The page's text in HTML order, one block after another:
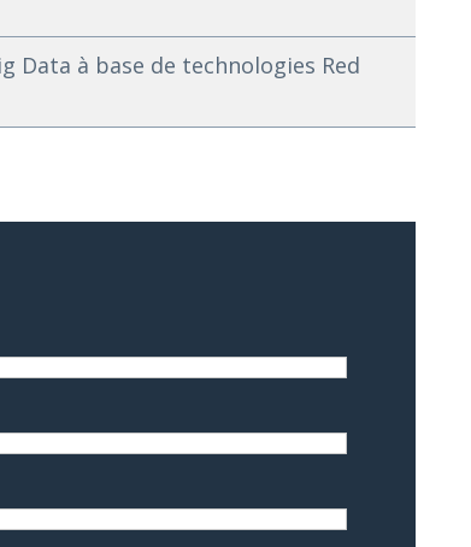
Data à base de technologies Red